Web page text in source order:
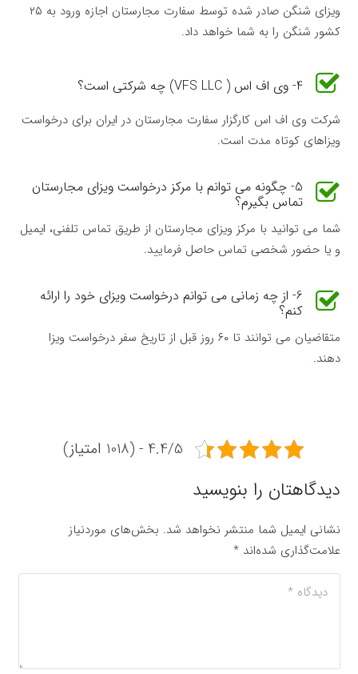
ویزای شنگن صادر شده توسط سفارت مجارستان اجازه ورود به ۲۵
کشور شنگن را به شما خواهد داد.
4- وی اف اس ( VFS LLC) چه شرکتی است؟
شرکت وی اف اس کارگزار سفارت مجارستان در ایران برای درخواست
ویزاهای کوتاه مدت است.
5- چگونه می توانم با مرکز درخواست ویزای مجارستان
تماس بگیرم؟
شما می توانید با مرکز ویزای مجارستان از طریق تماس تلفنی، ایمیل
و یا حضور شخصی تماس حاصل فرمایید.
6- از چه زمانی می توانم درخواست ویزای خود را ارائه
کنم؟
متقاضیان می توانند تا ۶۰ روز قبل از تاریخ سفر درخواست ویزا
دهند.
4.4/5 - (1018 امتیاز)
دیدگاهتان را بنویسید
نشانی ایمیل شما منتشر نخواهد شد. بخش‌های موردنیاز
علامت‌گذاری شده‌اند*